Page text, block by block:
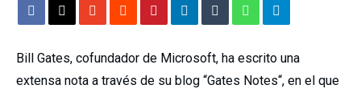
Bill Gates, cofundador de Microsoft, ha escrito una
extensa nota a través de su blog “Gates Notes“, en el que